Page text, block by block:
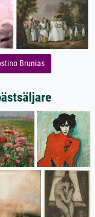
Brunias